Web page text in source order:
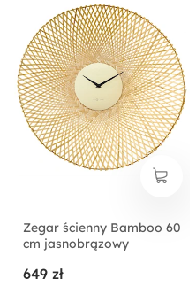
Zegar ścienny Bamboo 60
cm jasnobrązowy
649 zł